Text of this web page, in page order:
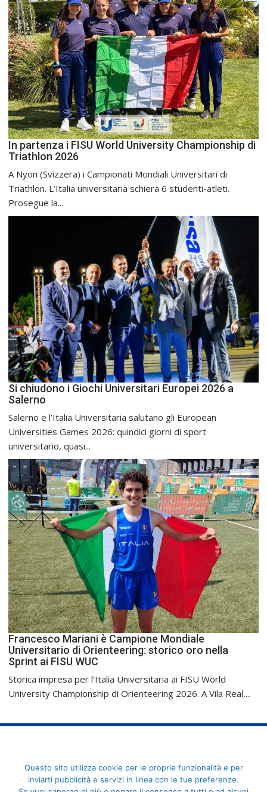
In partenza i FISU World University Championship di
Triathlon 2026
A Nyon (Svizzera) i Campionati Mondiali Universitari di
Triathlon. L’Italia universitaria schiera 6 studenti-atleti.
Prosegue la...
Si chiudono i Giochi Universitari Europei 2026 a
Salerno
Salerno e l’Italia Universitaria salutano gli European
Universities Games 2026: quindici giorni di sport
universitario, quasi...
Francesco Mariani è Campione Mondiale
Universitario di Orienteering: storico oro nella
Sprint ai FISU WUC
Storica impresa per l’Italia Universitaria ai FISU World
University Championship di Orienteering 2026. A Vila Real,...
FederCUSI: Federazione Italiana dello Sport Universitario - Via
Angelo Brofferio, 7 - 00195 Roma - C.F. 80109270589
Questo sito utilizza cookie per le proprie funzionalità e per
inviarti pubblicità e servizi in linea con le tue preferenze.